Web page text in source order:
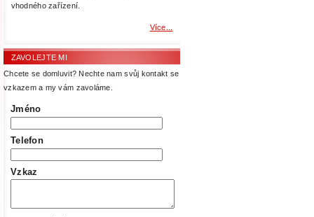
vhodného zařízení.
Více...
ZAVOLEJTE MI
Chcete se domluvit? Nechte nam svůj kontakt se
vzkazem a my vám zavoláme.
Jméno
Telefon
Vzkaz